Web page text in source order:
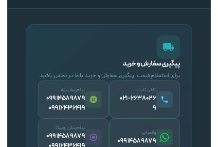
پیگیری سفارش و خرید
برای استعلام قیمت، پیگیری سفارش و خرید با ما در تماس باشید
تلفن ثابت
۰۲۱-۶۶۳۸۰۲۶
۹
پیام‌رسان بله
09914589879
09912436419
واتساپ
09914589879
پیام‌رسان روبیکا
09914589879